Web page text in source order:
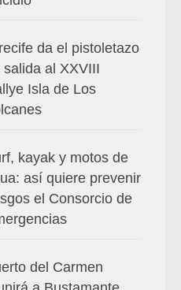
da el pistoletazo
salida al XXVIII
Isla de Los
kayak y motos de
así quiere prevenir
el Consorcio de
del Carmen